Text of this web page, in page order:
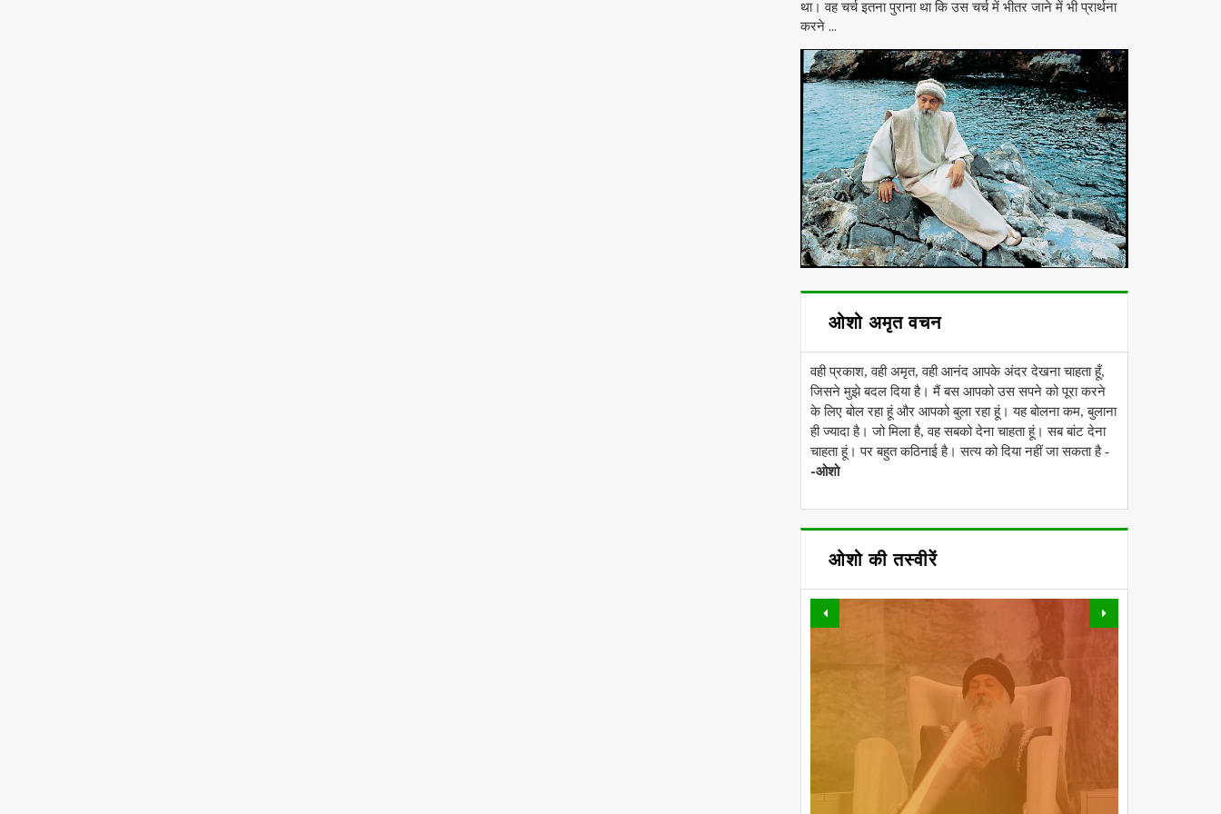
था। वह चर्च इतना पुराना था कि उस चर्च में भीतर जाने में भी प्रार्थना
करने ...
ओशो अमृत वचन
वही प्रकाश, वही अमृत, वही आनंद आपके अंदर देखना चाहता हूँ,
जिसने मुझे बदल दिया है। मैं बस आपको उस सपने को पूरा करने
के लिए बोल रहा हूं और आपको बुला रहा हूं। यह बोलना कम, बुलाना
ही ज्यादा है। जो मिला है, वह सबको देना चाहता हूं। सब बांट देना
चाहता हूं। पर बहुत कठिनाई है। सत्य को दिया नहीं जा सकता है -
-ओशो
ओशो की तस्वीरें